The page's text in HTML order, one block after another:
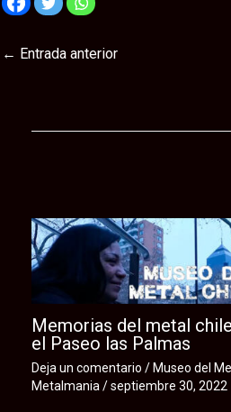
← Entrada anterior
Memorias del metal
el Paseo las Palmas
Deja un comentario / Museo del
Metalmania /septiembre 30, 2022